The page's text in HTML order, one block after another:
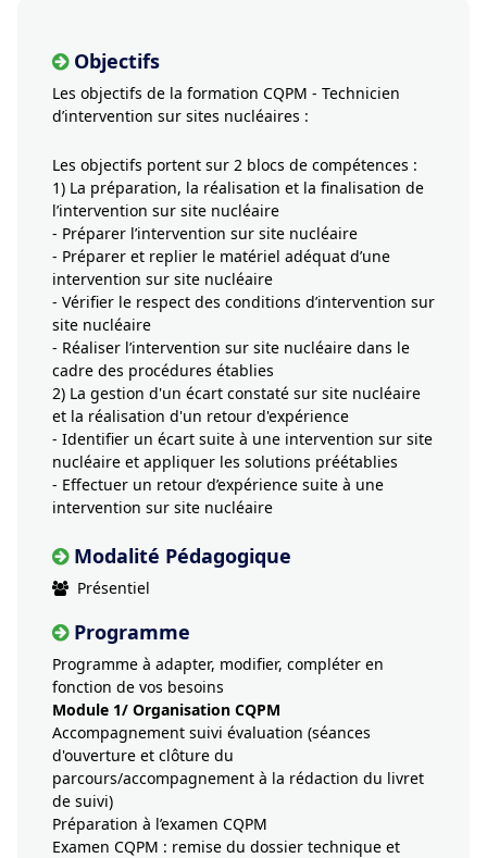
Objectifs
Les objectifs de la formation CQPM - Technicien
d’intervention sur sites nucléaires :
Les objectifs portent sur 2 blocs de compétences :
1) La préparation, la réalisation et la finalisation de
l’intervention sur site nucléaire
- Préparer l’intervention sur site nucléaire
- Préparer et replier le matériel adéquat d’une
intervention sur site nucléaire
- Vérifier le respect des conditions d’intervention sur
site nucléaire
- Réaliser l’intervention sur site nucléaire dans le
cadre des procédures établies
2) La gestion d'un écart constaté sur site nucléaire
et la réalisation d'un retour d'expérience
- Identifier un écart suite à une intervention sur site
nucléaire et appliquer les solutions préétablies
- Effectuer un retour d’expérience suite à une
intervention sur site nucléaire
Modalité Pédagogique
Présentiel
Programme
Programme à adapter, modifier, compléter en
fonction de vos besoins
Module 1/ Organisation CQPM
Accompagnement suivi évaluation (séances
d'ouverture et clôture du
parcours/accompagnement à la rédaction du livret
de suivi)
Préparation à l’examen CQPM
Examen CQPM : remise du dossier technique et